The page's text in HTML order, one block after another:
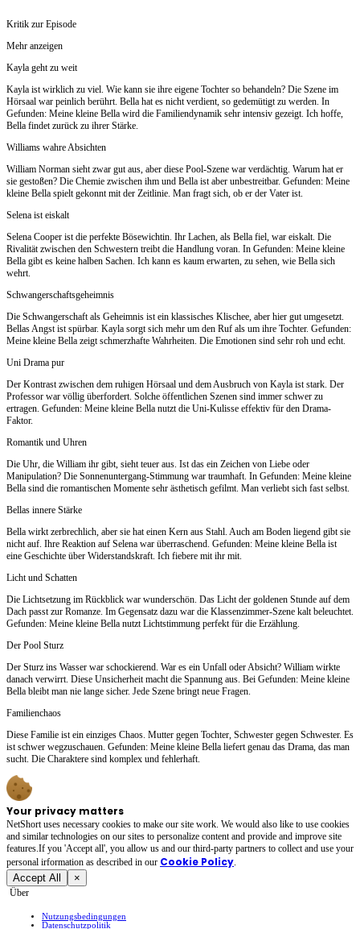
Kritik zur Episode
Mehr anzeigen
Kayla geht zu weit
Kayla ist wirklich zu viel. Wie kann sie ihre eigene Tochter so behandeln? Die Szene im
Hörsaal war peinlich berührt. Bella hat es nicht verdient, so gedemütigt zu werden. In
Gefunden: Meine kleine Bella wird die Familiendynamik sehr intensiv gezeigt. Ich hoffe,
Bella findet zurück zu ihrer Stärke.
Williams wahre Absichten
William Norman sieht zwar gut aus, aber diese Pool-Szene war verdächtig. Warum hat er
sie gestoßen? Die Chemie zwischen ihm und Bella ist aber unbestreitbar. Gefunden: Meine
kleine Bella spielt gekonnt mit der Zeitlinie. Man fragt sich, ob er der Vater ist.
Selena ist eiskalt
Selena Cooper ist die perfekte Bösewichtin. Ihr Lachen, als Bella fiel, war eiskalt. Die
Rivalität zwischen den Schwestern treibt die Handlung voran. In Gefunden: Meine kleine
Bella gibt es keine halben Sachen. Ich kann es kaum erwarten, zu sehen, wie Bella sich
wehrt.
Schwangerschaftsgeheimnis
Die Schwangerschaft als Geheimnis ist ein klassisches Klischee, aber hier gut umgesetzt.
Bellas Angst ist spürbar. Kayla sorgt sich mehr um den Ruf als um ihre Tochter. Gefunden:
Meine kleine Bella zeigt schmerzhafte Wahrheiten. Die Emotionen sind sehr roh und echt.
Uni Drama pur
Der Kontrast zwischen dem ruhigen Hörsaal und dem Ausbruch von Kayla ist stark. Der
Professor war völlig überfordert. Solche öffentlichen Szenen sind immer schwer zu
ertragen. Gefunden: Meine kleine Bella nutzt die Uni-Kulisse effektiv für den Drama-
Faktor.
Romantik und Uhren
Die Uhr, die William ihr gibt, sieht teuer aus. Ist das ein Zeichen von Liebe oder
Manipulation? Die Sonnenuntergang-Stimmung war traumhaft. In Gefunden: Meine kleine
Bella sind die romantischen Momente sehr ästhetisch gefilmt. Man verliebt sich fast selbst.
Bellas innere Stärke
Bella wirkt zerbrechlich, aber sie hat einen Kern aus Stahl. Auch am Boden liegend gibt sie
nicht auf. Ihre Reaktion auf Selena war überraschend. Gefunden: Meine kleine Bella ist
eine Geschichte über Widerstandskraft. Ich fiebere mit ihr mit.
Licht und Schatten
Die Lichtsetzung im Rückblick war wunderschön. Das Licht der goldenen Stunde auf dem
Dach passt zur Romanze. Im Gegensatz dazu war die Klassenzimmer-Szene kalt beleuchtet.
Gefunden: Meine kleine Bella nutzt Lichtstimmung perfekt für die Erzählung.
Der Pool Sturz
Der Sturz ins Wasser war schockierend. War es ein Unfall oder Absicht? William wirkte
danach verwirrt. Diese Unsicherheit macht die Spannung aus. Bei Gefunden: Meine kleine
Bella bleibt man nie lange sicher. Jede Szene bringt neue Fragen.
Familienchaos
Diese Familie ist ein einziges Chaos. Mutter gegen Tochter, Schwester gegen Schwester. Es
ist schwer wegzuschauen. Gefunden: Meine kleine Bella liefert genau das Drama, das man
sucht. Die Charaktere sind komplex und fehlerhaft.
Your privacy matters
NetShort uses necessary cookies to make our site work. We would also like to use cookies
and similar technologies on our sites to personalize content and provide and improve site
features.If you 'Accept all', you allow us and our third-party partners to collect and use your
personal irformation as described in our Cookie Policy.
Accept All ×
Über
Nutzungsbedingungen
Datenschutzpolitik